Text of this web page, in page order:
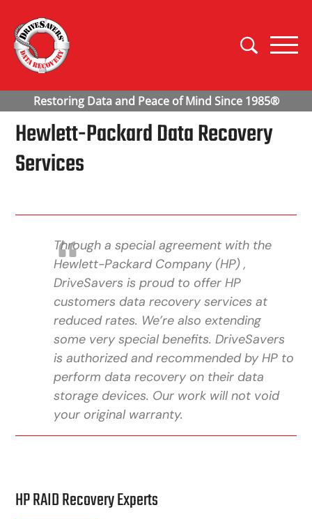
Hewlett-Packard Data Recovery
Services
Through a special agreement with the
Hewlett-Packard Company (HP) ,
DriveSavers is proud to offer HP
customers data recovery services at
reduced rates. We’re also extending
some very special benefits. DriveSavers
is authorized and recommended by HP to
perform data recovery on their data
storage devices. Our work will not void
your original warranty.
HP RAID Recovery Experts